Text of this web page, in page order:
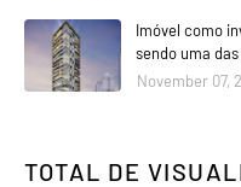
Imóvel como
sendo uma
November 07,
TOTAL DE